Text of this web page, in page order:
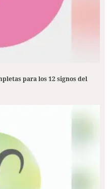
para los 12 signos del